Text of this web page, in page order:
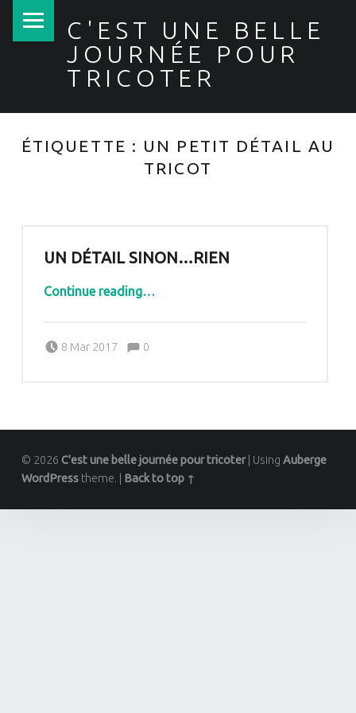
C'EST UNE BELLE
JOURNÉE POUR
TRICOTER
ÉTIQUETTE : UN PETIT DÉTAIL AU
TRICOT
UN DÉTAIL SINON…RIEN
Continue reading…
8 Mar 2017
Pascale G&-BdC-WKF
Comments:0
© 2026 C'est une belle journée pour tricoter Using Auberge
WordPresstheme. Back to top ↑